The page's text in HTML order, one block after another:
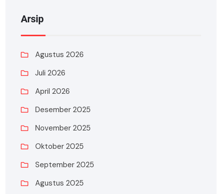
Arsip
Agustus 2026
Juli 2026
April 2026
Desember 2025
November 2025
Oktober 2025
September 2025
Agustus 2025